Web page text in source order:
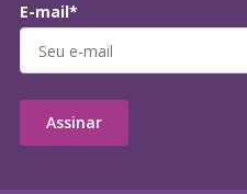
E-mail*
Assinar